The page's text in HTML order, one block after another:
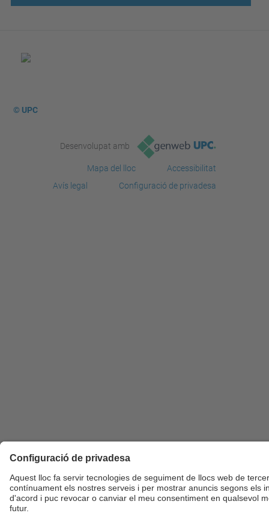
© UPC
Desenvolupat amb
Mapa del lloc
Accessibilitat
Avís legal
Configuració de privadesa